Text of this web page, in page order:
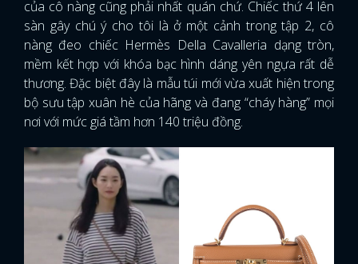
của cô nàng cũng phải nhất quán chứ. Chiếc thứ 4 lên
sàn gây chú ý cho tôi là ở một cảnh trong tập 2, cô
nàng đeo chiếc Hermès Della Cavalleria dạng tròn,
mềm kết hợp với khóa bạc hình dáng yên ngựa rất dễ
thương. Đặc biệt đây là mẫu túi mới vừa xuất hiện trong
bộ sưu tập xuân hè của hãng và đang “cháy hàng” mọi
nơi với mức giá tầm hơn 140 triệu đồng.